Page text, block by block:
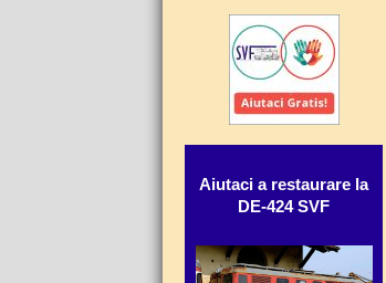
Aiutaci a restaurare la
DE-424 SVF